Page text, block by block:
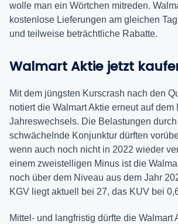
wolle man ein Wörtchen mitreden.
kostenlose Lieferungen am gleichen
und teilweise beträchtliche Rabatte.
Walmart Aktie jetzt
Mit dem jüngsten Kurscrash nach den
notiert die Walmart Aktie erneut auf dem
Jahreswechsels. Die Belastungen
schwächelnde Konjunktur dürften
wenn auch noch nicht in 2022 wieder
einem zweistelligen Minus ist die
noch über dem Niveau aus dem Jahr
KGV liegt aktuell bei 27, das KUV bei
Mittel- und langfristig dürfte die Walmart